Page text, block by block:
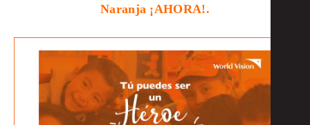
Naranja ¡AHORA!.